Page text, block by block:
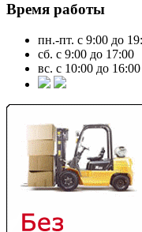
Время работы
пн.-пт. с 9:00 до
сб. с 9:00 до 17:00
вс. с 10:00 до 16:00